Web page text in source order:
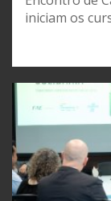
iniciam os